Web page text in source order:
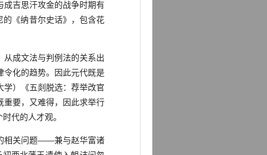
成吉思汗攻金的战争时期有
《纳昔尔史话》，包含花
成文法与判例法的关系出
令化的趋势。因此元代既是
）《五剡脱选：荐举改官
要，又难得，因此求举行
代的人才观。
相关问题——兼与赵华富诸